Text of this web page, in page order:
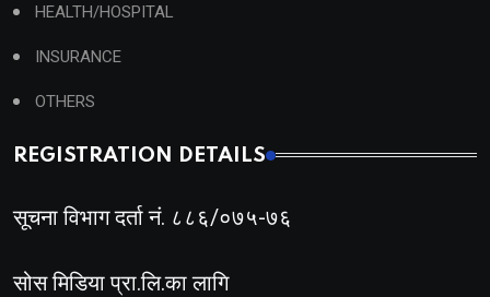
HEALTH/HOSPITAL
INSURANCE
OTHERS
REGISTRATION DETAILS
सूचना विभाग दर्ता नं. ८८६/०७५-७६
सोस मिडिया प्रा.लि.का लागि